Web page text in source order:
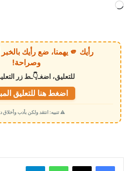
ي
م
ي
رأيك 🫵 يهمنا، ضع رأيك
وصراحة!
للتعليق، اضغـ👇ـط زر
اضغط هنا للتعليق
⚠️ تنبيه: انتقد ولكن بأدب وأخلاق
واتساب